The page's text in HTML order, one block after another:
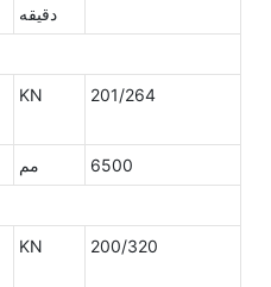
دقیقه
KN 201/264
مم
6500
KN 200/320